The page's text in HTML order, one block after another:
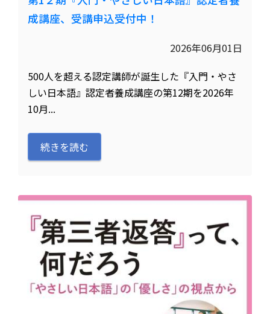
成講座、受講申込受付中！
2026年06月01日
500人を超える認定講師が誕生した『入門・やさ
しい日本語』認定者養成講座の第12期を2026年
10月...
続きを読む